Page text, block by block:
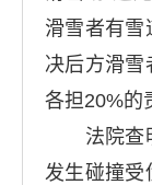
滑雪者有雪
决后方滑雪
各担20%的
法院查明
发生碰撞受